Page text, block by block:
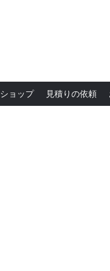
ショップ 見積りの依頼